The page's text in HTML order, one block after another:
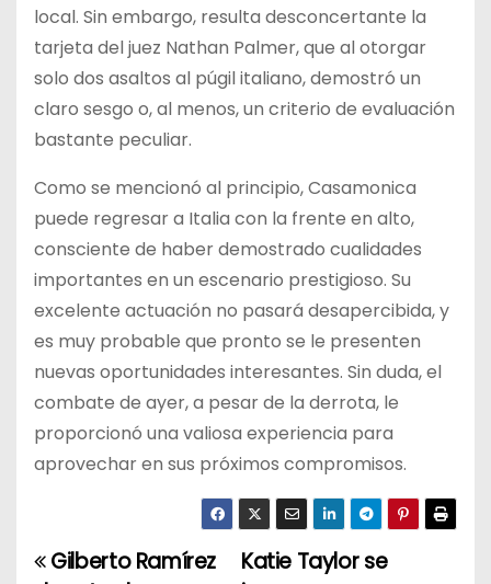
local. Sin embargo, resulta desconcertante la
tarjeta del juez Nathan Palmer, que al otorgar
solo dos asaltos al púgil italiano, demostró un
claro sesgo o, al menos, un criterio de evaluación
bastante peculiar.
Como se mencionó al principio, Casamonica
puede regresar a Italia con la frente en alto,
consciente de haber demostrado cualidades
importantes en un escenario prestigioso. Su
excelente actuación no pasará desapercibida, y
es muy probable que pronto se le presenten
nuevas oportunidades interesantes. Sin duda, el
combate de ayer, a pesar de la derrota, le
proporcionó una valiosa experiencia para
aprovechar en sus próximos compromisos.
N
Katie Taylor se
Gilberto Ramírez